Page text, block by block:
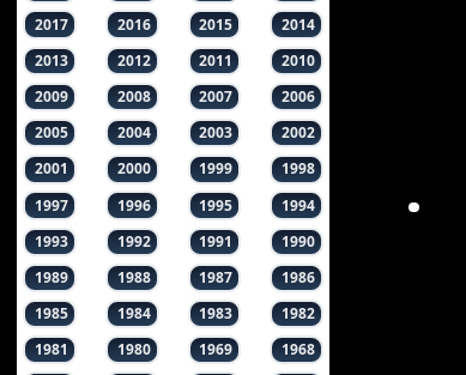
2017
2016 2015
2014
2013
2012 2011
2010
2009
2008 2007
2006
2005
2004 2003
2002
2001
2000 1999
1998
1997
1996 1995
1994
1993
1992 1991
1990
1989
1988 1987
1986
1985
1984 1983
1982
1981
1980 1969
1968